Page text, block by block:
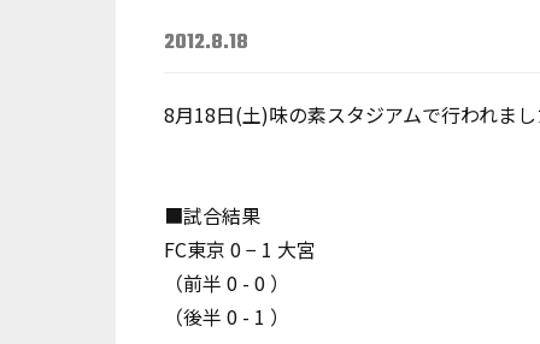
2012.8.18
8月18日(土)味の素スタジアムで行われま
■試合結果
FC東京 0 − 1 大宮
（前半 0 - 0 ）
（後半 0 - 1 ）